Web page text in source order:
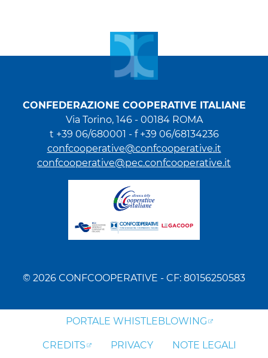
CONFEDERAZIONE COOPERATIVE ITALIANE
Via Torino, 146 - 00184 ROMA
t +39 06/680001 - f +39 06/68134236
confcooperative@confcooperative.it
confcooperative@pec.confcooperative.it
© 2026 CONFCOOPERATIVE - CF: 80156250583
PORTALE WHISTLEBLOWING
CREDITS PRIVACY NOTE LEGALI